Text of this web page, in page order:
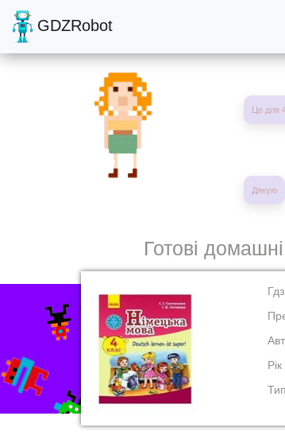
GDZRobot
Це для
Дякую
Готові